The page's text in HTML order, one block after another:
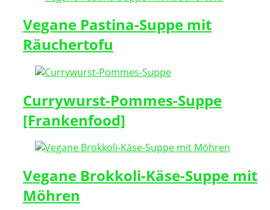
Vegane Pastina-Suppe mit
Räuchertofu
Currywurst-Pommes-Suppe
[Frankenfood]
Vegane Brokkoli-Käse-Suppe mit
Möhren